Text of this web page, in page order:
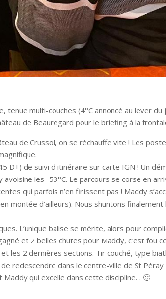
multi-couches (4°C annoncé au lever
de Beauregard pour le briefing à la
de Crussol, on se réchauffe vite ! Les
D+) de suivi d itinéraire sur carte IGN ! Un
les -53°C. Le parcours se corse en
qui parfois n’en finissent pas ! Maddy
montée d’ailleurs). Nous shuntons
L’unique balise se mérite, alors pour
et 2 belles chutes pour Maddy, c’est fou
les 2 dernières sections. Tir couché, type
redescendre dans le centre-ville de St
Maddy qui excelle dans cette discipline… 🙂